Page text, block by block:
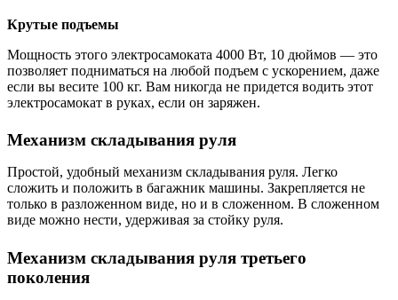
Крутые подъемы
Мощность этого электросамоката 4000 Вт, 10 дюймов — это
позволяет подниматься на любой подъем с ускорением, даже
если вы весите 100 кг. Вам никогда не придется водить этот
электросамокат в руках, если он заряжен.
Механизм складывания руля
Простой, удобный механизм складывания руля. Легко
сложить и положить в багажник машины. Закрепляется не
только в разложенном виде, но и в сложенном. В сложенном
виде можно нести, удерживая за стойку руля.
Механизм складывания руля третьего
поколения